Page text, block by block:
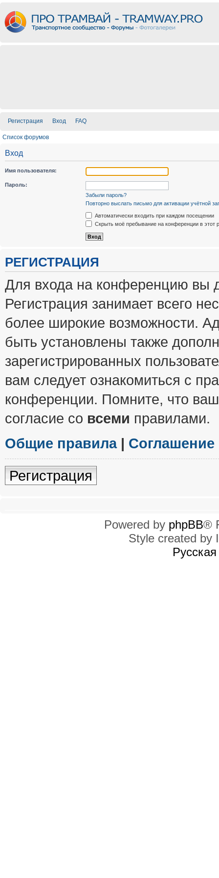
Регистрация Вход FAQ
Список форумов
Вход
Имя пользователя:
Пароль:
Забыли пароль?
Повторно выслать письмо для активации учётной
Автоматически входить при каждом посещении
Скрыть моё пребывание на конференции в этот
РЕГИСТРАЦИЯ
Для входа на конференцию вы
Регистрация занимает всего
более широкие возможности.
быть установлены также
зарегистрированных
вам следует ознакомиться с
конференции. Помните, что
согласие со всеми правилами.
Общие правила|
Регистрация
Powered by phpBB®
Style created by